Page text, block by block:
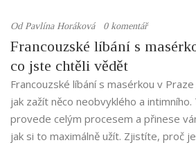
Od Pavlína Horáková 0 komentář
Francouzské líbání s
co jste chtěli vědět
Francouzské líbání s masérkou v
jak zažít něco neobvyklého a
provede celým procesem a přinese
jak si to maximálně užít. Zjistíte, proč